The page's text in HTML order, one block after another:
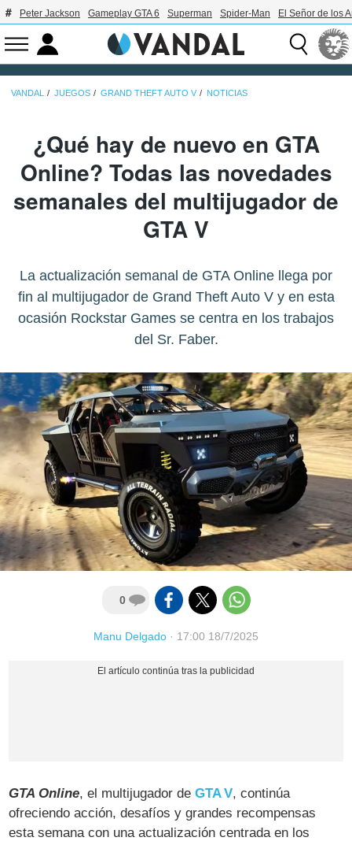
Peter Jackson Gameplay GTA 6 Superman Spider-Man El Señor de los
VANDAL JUEGOS GRAND THEFT AUTO V NOTICIAS
¿Qué hay de nuevo en GTA
Online? Todas las novedades
semanales del multijugador de
GTA V
La actualización semanal de GTA Online llega por
fin al multijugador de Grand Theft Auto V y en esta
ocasión Rockstar Games se centra en los trabajos
del Sr. Faber.
0
Manu Delgado · 17:00 18/7/2025
GTA Online, el multijugador deGTA V, continúa
ofreciendo acción, desafíos y grandes recompensas
esta semana con una actualización centrada en los